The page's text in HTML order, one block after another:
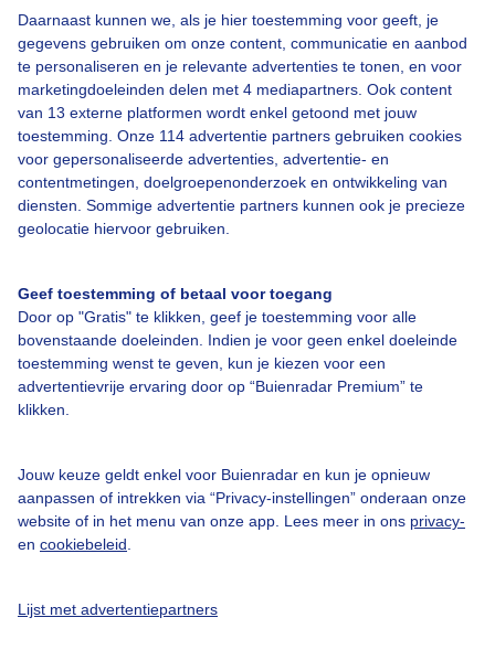
Daarnaast kunnen we, als je hier toestemming voor geeft, je
gegevens gebruiken om onze content, communicatie en aanbod
te personaliseren en je relevante advertenties te tonen, en voor
marketingdoeleinden delen met 4 mediapartners. Ook content
van 13 externe platformen wordt enkel getoond met jouw
toestemming. Onze 114 advertentie partners gebruiken cookies
voor gepersonaliseerde advertenties, advertentie- en
contentmetingen, doelgroepenonderzoek en ontwikkeling van
diensten. Sommige advertentie partners kunnen ook je precieze
geolocatie hiervoor gebruiken.
Geef toestemming of betaal voor toegang
Door op "Gratis" te klikken, geef je toestemming voor alle
bovenstaande doeleinden. Indien je voor geen enkel doeleinde
toestemming wenst te geven, kun je kiezen voor een
advertentievrije ervaring door op “Buienradar Premium” te
klikken.
Jouw keuze geldt enkel voor Buienradar en kun je opnieuw
aanpassen of intrekken via “Privacy-instellingen” onderaan onze
website of in het menu van onze app. Lees meer in ons privacy-
en cookiebeleid
Lijst met advertentiepartners
Een moment geduld aub...
Over Buienradar
Veelgestelde vragen
Contact
Toegankelijkheid
Buienradar Team
Privacy beleid
Privacy instellingen